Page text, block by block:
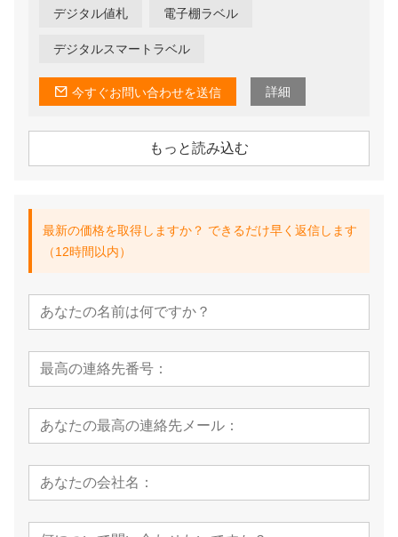
ます。ユーザーはそのままサーバーにソフトウェアをイ
ンストールする必要がないため、時間と人件費を大幅に
節約できます。1台のサーバーで30,000個のESLタグを管
理でき、複数店舗の一元管理を実現できます。これは他
デジタル値札 電子棚ラベル
デジタルスマートラベル
今すぐお問い合わせを送信 詳細
もっと読み込む
最新の価格を取得しますか？ できるだけ早く返信します
（12時間以内）